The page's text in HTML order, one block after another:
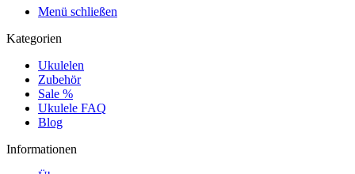
Menü schließen
Kategorien
Ukulelen
Zubehör
Sale %
Ukulele FAQ
Blog
Informationen